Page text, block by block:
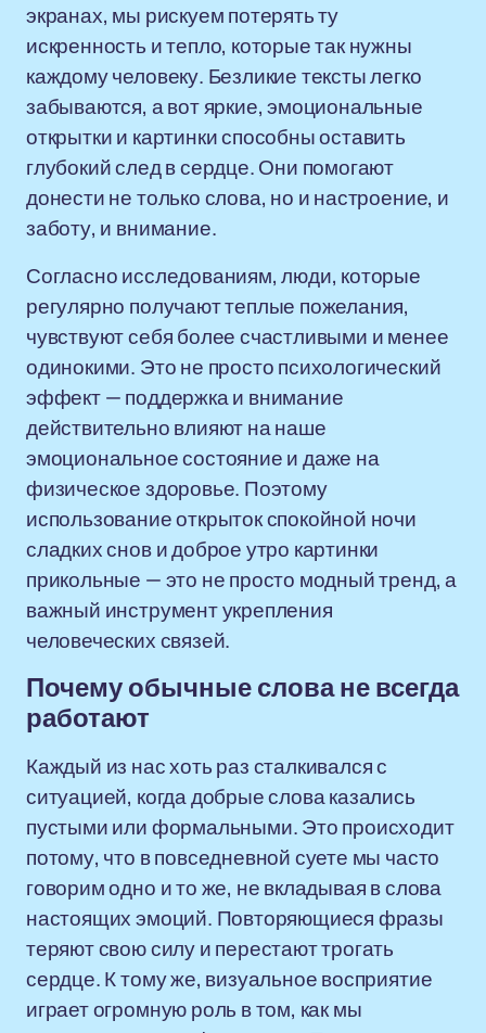
экранах, мы рискуем потерять ту
искренность и тепло, которые так нужны
каждому человеку. Безликие тексты легко
забываются, а вот яркие, эмоциональные
открытки и картинки способны оставить
глубокий след в сердце. Они помогают
донести не только слова, но и настроение, и
заботу, и внимание.
Согласно исследованиям, люди, которые
регулярно получают теплые пожелания,
чувствуют себя более счастливыми и менее
одинокими. Это не просто психологический
эффект — поддержка и внимание
действительно влияют на наше
эмоциональное состояние и даже на
физическое здоровье. Поэтому
использование открыток спокойной ночи
сладких снов и доброе утро картинки
прикольные — это не просто модный тренд, а
важный инструмент укрепления
человеческих связей.
Почему обычные слова не всегда
работают
Каждый из нас хоть раз сталкивался с
ситуацией, когда добрые слова казались
пустыми или формальными. Это происходит
потому, что в повседневной суете мы часто
говорим одно и то же, не вкладывая в слова
настоящих эмоций. Повторяющиеся фразы
теряют свою силу и перестают трогать
сердце. К тому же, визуальное восприятие
играет огромную роль в том, как мы